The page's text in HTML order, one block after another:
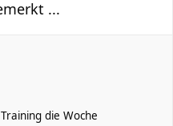
...
die Woche